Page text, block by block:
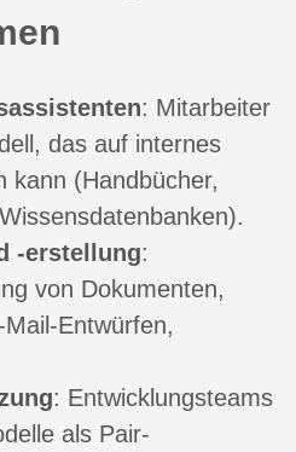
: Mitarbeiter
das auf internes
kann (Handbücher,
-erstellung:
von Dokumenten,
Entwürfen,
: Entwicklungsteams
als Pair-